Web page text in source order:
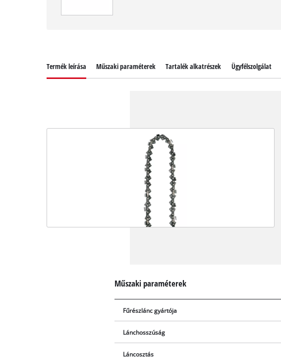
Termék leírása Műszaki paraméterek Tartalék alkatrészek Ügyfélszolgálat
Műszaki paraméterek
Fűrészlánc gyártója
Lánchosszúság
Láncosztás